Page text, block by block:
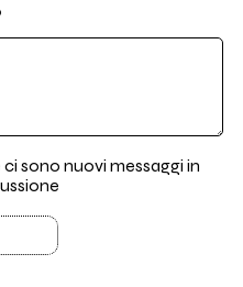
ci sono nuovi messaggi in